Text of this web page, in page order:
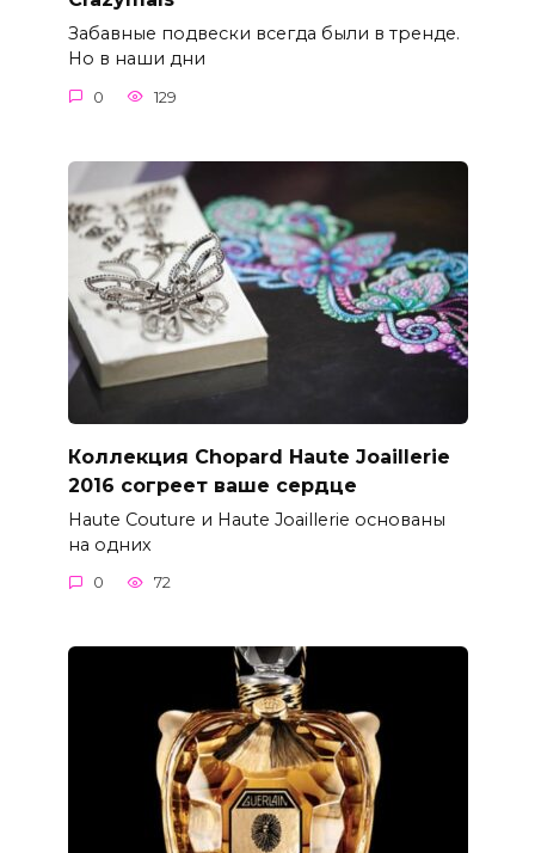
Забавные подвески всегда были в тренде.
Но в наши дни
0 129
Коллекция Chopard Haute Joaillerie
2016 согреет ваше сердце
Haute Couture и Haute Joaillerie основаны
на одних
0 72